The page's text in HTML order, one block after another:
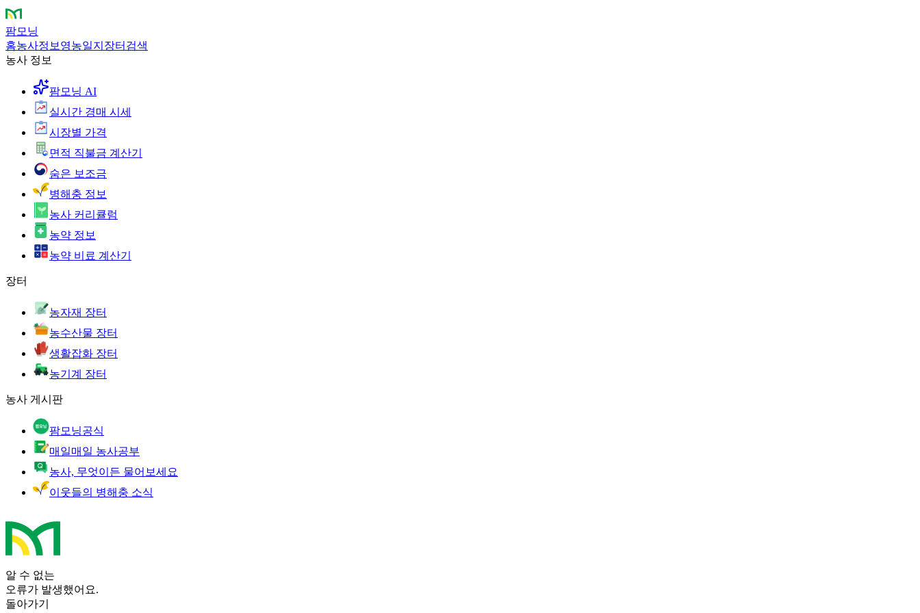
팜모닝
홈농사정보 영농일지 장터 검색
농사 정보
팜모닝 AI
실시간 경매 시세
시장별 가격
면적 직불금 계산기
숨은 보조금
병해충 정보
농사 커리큘럼
농약 정보
농약 비료 계산기
장터
농자재 장터
농수산물 장터
생활잡화 장터
농기계 장터
농사 게시판
팜모닝공식
매일매일 농사공부
농사, 무엇이든 물어보세요
이웃들의 병해충 소식
알 수 없는
오류가 발생했어요.
돌아가기